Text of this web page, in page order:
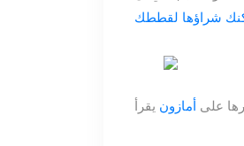
شراؤها لقططك
على أمازون